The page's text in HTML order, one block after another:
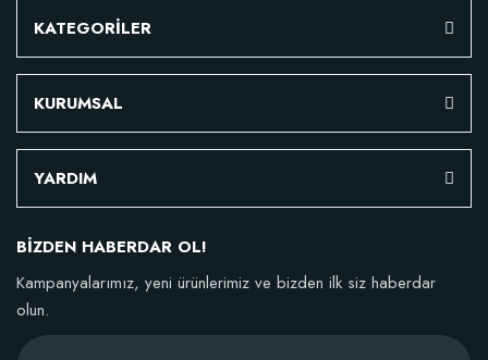
KATEGORİLER
KURUMSAL
YARDIM
BİZDEN HABERDAR OL!
Kampanyalarımız, yeni ürünlerimiz ve bizden ilk siz haberdar
olun.